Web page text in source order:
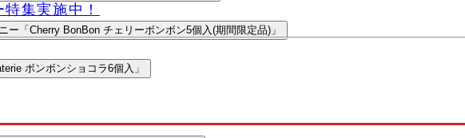
ー「Cherry BonBon チェリーボンボン5個入(期間限定品)」
ボンボンショコラ6個入」
集実施中！